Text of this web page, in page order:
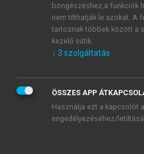
Általános vásárlási
mersz.huoldalak
tudomásul veszem és
böngészéshez,a funkciók
nem tilthatják le azokat. A
tartoznak többek között a
kezelő sütik.
↓ 3 szolgáltatás
ÖSSZES APP
Használja ezt a kapcsolót
engedélyezéséhez/